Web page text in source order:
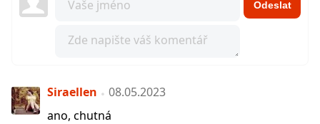
Odeslat
Siraellen
08.05.2023
ano, chutná